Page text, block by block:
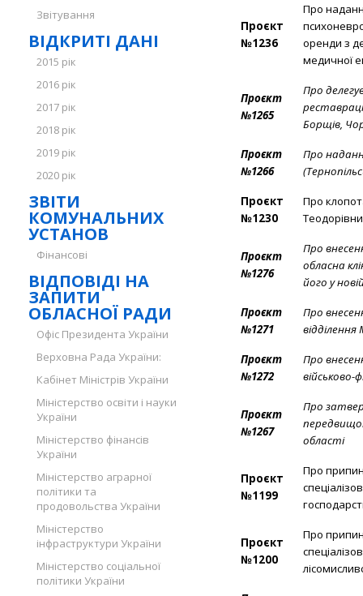
Звітування
ВІДКРИТІ ДАНІ
2015 рік
2016 рік
2017 рік
2018 рік
2019 рік
2020 рік
ЗВІТИ
КОМУНАЛЬНИХ
УСТАНОВ
Фінансові
ВІДПОВІДІ НА
ЗАПИТИ
ОБЛАСНОЇ РАДИ
Офіс Президента України
Верховна Рада України:
Кабінет Міністрів України
Міністерство освіти і науки
України
Міністерство фінансів
України
Міністерство аграрної
політики та
продовольства України
Міністерство
інфраструктури України
Міністерство соціальної
політики України
Проєкт
№1236
Про
оренди з
медичної
Проєкт
№1265
Про
Борщів,
Проєкт
№1266
Про
Проєкт
№1230
Про
Теодорівни
Проєкт
№1276
Про
обласна
його у
Проєкт
№1271
Про
відділення
Проєкт
№1272
Про
Проєкт
№1267
Про
області
Проєкт
№1199
Про
Проєкт
№1200
Про